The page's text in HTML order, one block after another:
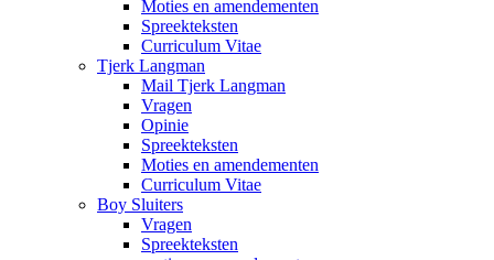
Moties en amendementen
Spreekteksten
Curriculum Vitae
Tjerk Langman
Mail Tjerk Langman
Vragen
Opinie
Spreekteksten
Moties en amendementen
Curriculum Vitae
Boy Sluiters
Vragen
Spreekteksten